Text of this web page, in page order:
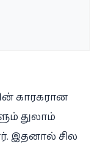
காரகரான
துலாம்
இதனால் சில